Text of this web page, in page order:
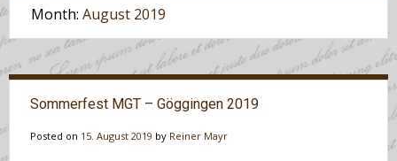
Month: August 2019
Sommerfest MGT – Göggingen 2019
Posted on 15. August 2019 by Reiner Mayr